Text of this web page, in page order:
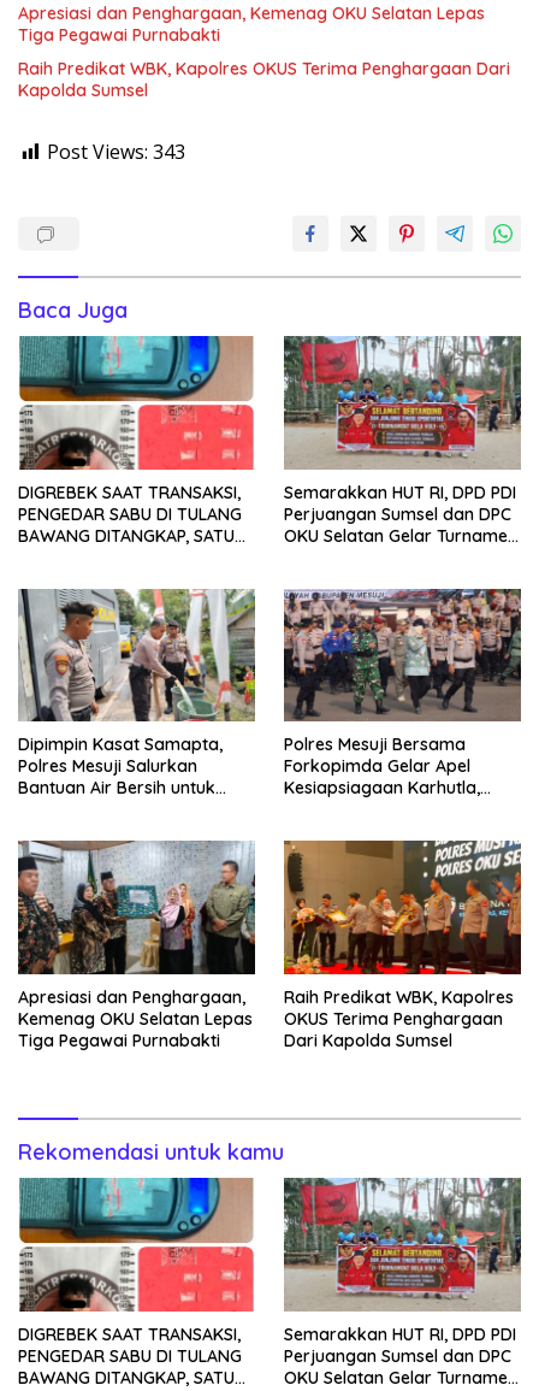
Apresiasi dan Penghargaan, Kemenag OKU Selatan Lepas
Tiga Pegawai Purnabakti
Raih Predikat WBK, Kapolres OKUS Terima Penghargaan Dari
Kapolda Sumsel
Post Views: 343
Baca Juga
DIGREBEK SAAT TRANSAKSI,
PENGEDAR SABU DI TULANG
BAWANG DITANGKAP, SATU
Semarakkan HUT RI, DPD PDI
Perjuangan Sumsel dan DPC
OKU Selatan Gelar Turnamen
Dipimpin Kasat Samapta,
Polres Mesuji Salurkan
Bantuan Air Bersih untuk
Polres Mesuji Bersama
Forkopimda Gelar Apel
Kesiapsiagaan Karhutla,
Apresiasi dan Penghargaan,
Kemenag OKU Selatan Lepas
Tiga Pegawai Purnabakti
Raih Predikat WBK, Kapolres
OKUS Terima Penghargaan
Dari Kapolda Sumsel
Rekomendasi untuk kamu
DIGREBEK SAAT TRANSAKSI,
PENGEDAR SABU DI TULANG
BAWANG DITANGKAP, SATU
Semarakkan HUT RI, DPD PDI
Perjuangan Sumsel dan DPC
OKU Selatan Gelar Turnamen